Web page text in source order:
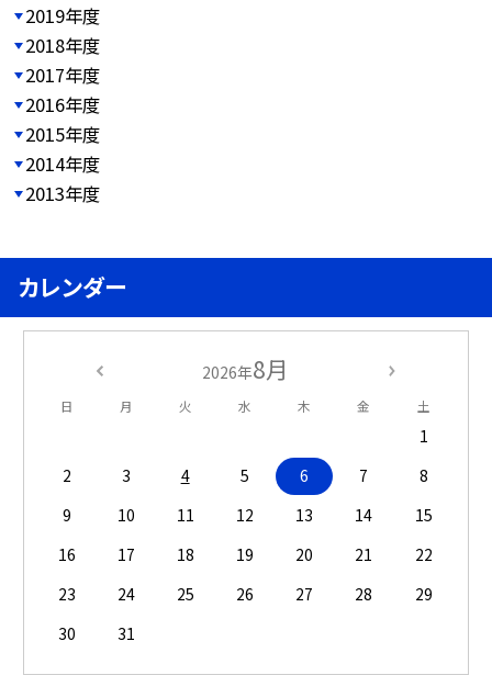
2019年度
2018年度
2017年度
2016年度
2015年度
2014年度
2013年度
カレンダー
2026年8月
日 月 火 水 木 金 土
1
2
3 4 5 6 7
8
9
10 11 12 13 14
15
16
17 18 19 20 21
22
23
24 25 26 27 28
29
30
31